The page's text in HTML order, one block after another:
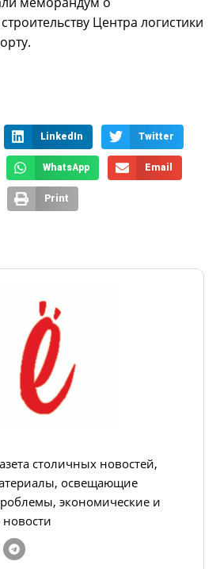
Центра логистики
LinkedIn Twitter
WhatsApp Email
Print
столичных новостей,
освещающие
экономические и